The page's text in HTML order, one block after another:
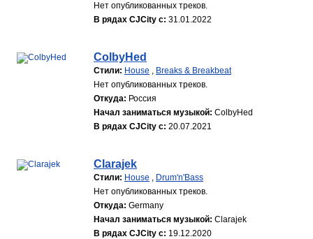
Нет опубликованных треков.
В рядах CJCity с: 31.01.2022
ColbyHed
Стили: House , Breaks & Breakbeat
Нет опубликованных треков.
Откуда: Россия
Начал заниматься музыкой: ColbyHed
В рядах CJCity с: 20.07.2021
Clarajek
Стили: House , Drum'n'Bass
Нет опубликованных треков.
Откуда: Germany
Начал заниматься музыкой: Clarajek
В рядах CJCity с: 19.12.2020